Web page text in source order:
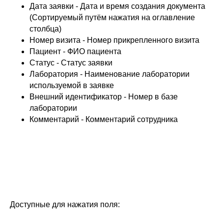
Дата заявки - Дата и время создания документа
(Сортируемый путём нажатия на оглавление
столбца)
Номер визита - Номер прикрепленного визита
Пациент - ФИО пациента
Статус - Статус заявки
Лаборатория - Наименование лаборатории
используемой в заявке
Внешний идентификатор - Номер в базе
лаборатории
Комментарий - Комментарий сотрудника
Доступные для нажатия поля: